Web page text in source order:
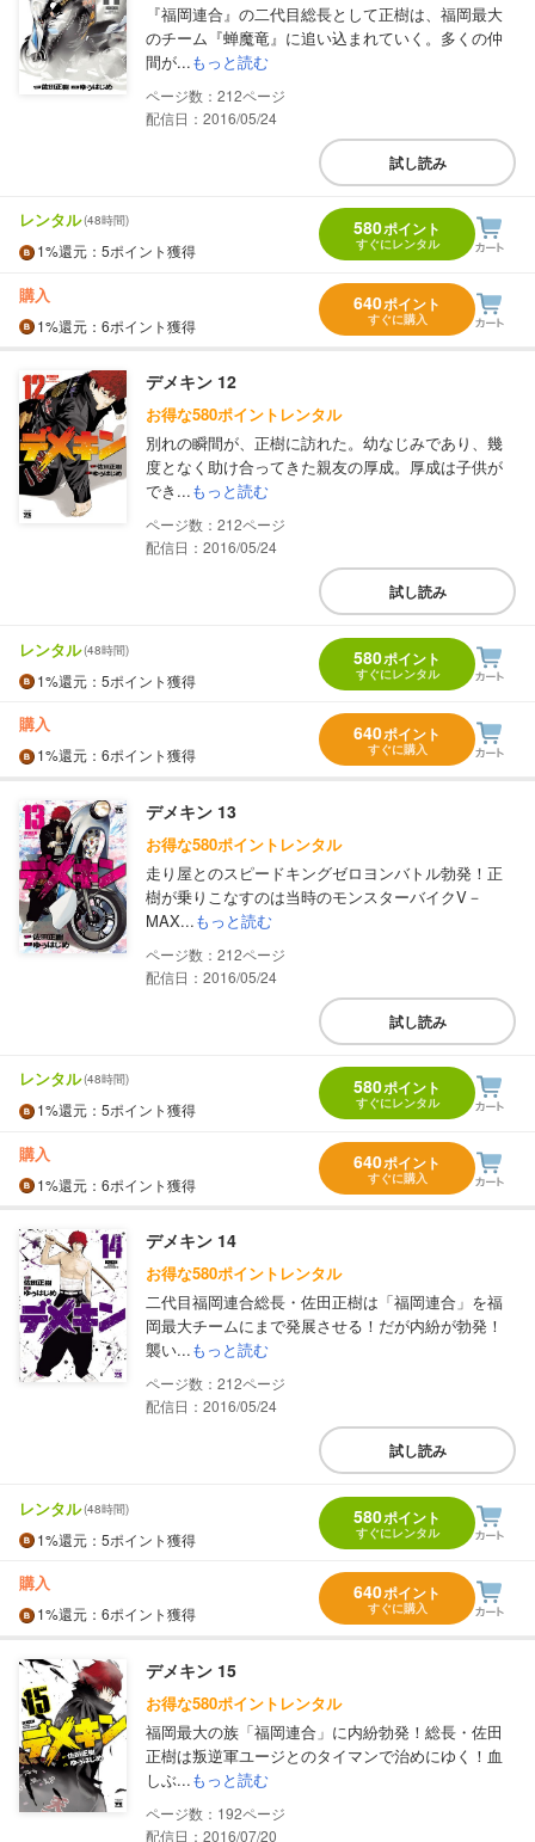
『福岡連合』の二代目総長として正樹は、福岡最大
のチーム『蝉魔竜』に追い込まれていく。多くの仲
間が...もっと読む
212
配信日：2016/05/24
試し読み
レンタル(48時間)
1%還元 ：5ポイント獲得
580ポイント
すぐにレンタル
購入
1%還元 ：6ポイント獲得
640ポイント
すぐに購入
デメキン 12
お得な580ポイントレンタル
別れの瞬間が、正樹に訪れた。幼なじみであり、幾
度となく助け合ってきた親友の厚成。厚成は子供が
でき...もっと読む
212
配信日：2016/05/24
試し読み
レンタル(48時間)
1%還元 ：5ポイント獲得
580ポイント
すぐにレンタル
購入
1%還元 ：6ポイント獲得
640ポイント
すぐに購入
デメキン 13
お得な580ポイントレンタル
走り屋とのスピードキングゼロヨンバトル勃発！正
樹が乗りこなすのは当時のモンスターバイクV－
MAX...もっと読む
212
配信日：2016/05/24
試し読み
レンタル(48時間)
1%還元 ：5ポイント獲得
580ポイント
すぐにレンタル
購入
1%還元 ：6ポイント獲得
640ポイント
すぐに購入
デメキン 14
お得な580ポイントレンタル
二代目福岡連合総長・佐田正樹は「福岡連合」を福
岡最大チームにまで発展させる！だが内紛が勃発！
襲い...もっと読む
212
配信日：2016/05/24
試し読み
レンタル(48時間)
1%還元 ：5ポイント獲得
580ポイント
すぐにレンタル
購入
1%還元 ：6ポイント獲得
640ポイント
すぐに購入
デメキン 15
お得な580ポイントレンタル
福岡最大の族「福岡連合」に内紛勃発！総長・佐田
正樹は叛逆軍ユージとのタイマンで治めにゆく！血
しぶ...もっと読む
192
配信日：2016/07/20